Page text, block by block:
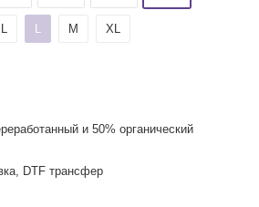
L M XL
и 50% органический
DTF трансфер